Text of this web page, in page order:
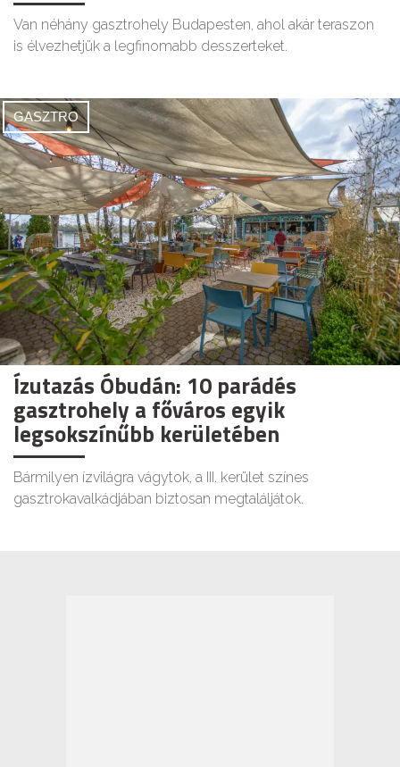
Van néhány gasztrohely Budapesten, ahol akár teraszon
is élvezhetjük a legfinomabb desszerteket.
GASZTRO
Ízutazás Óbudán: 10 parádés
gasztrohely a főváros egyik
legsokszínűbb kerületében
Bármilyen ízvilágra vágytok, a III. kerület színes
gasztrokavalkádjában biztosan megtaláljátok.